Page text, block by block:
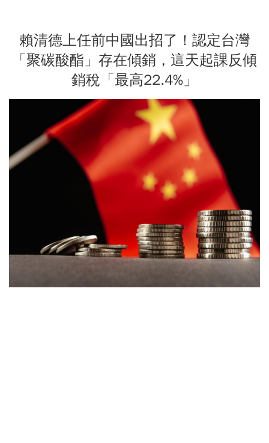
賴清德上任前中國出招了！認定台灣
「聚碳酸酯」存在傾銷，這天起課反傾
銷稅「最高22.4%」